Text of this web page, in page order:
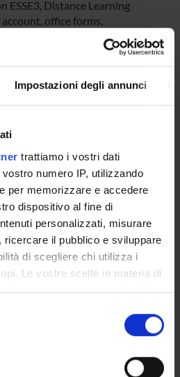
Impostazioni degli annunci
trattiamo i vostri dati
numero IP, utilizzando
per memorizzare e accedere
dispositivo al fine di
personalizzati, misurare
ricercare il pubblico e sviluppare
di scegliere chi utilizza i
Le vostre scelte in materia di
su questa proprietà digitale
consenso in qualsiasi
sui cookie o facendo clic
ESSE3, Distance Learning
office forms,
etc.). You can log into MyUnivr
only in this way will you be able
the notices from your teachers
and also via the Univr app.
Admission Requirements